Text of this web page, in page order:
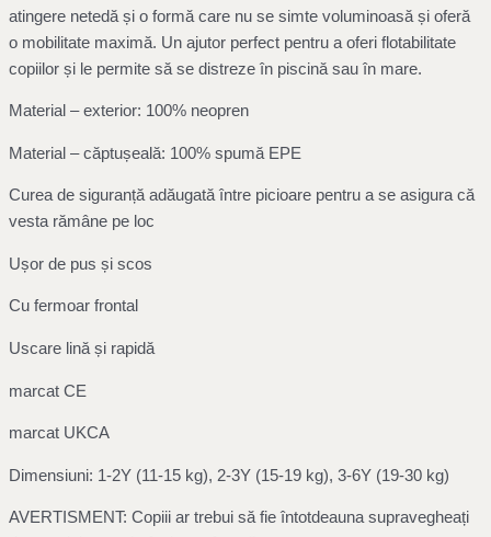
atingere netedă și o formă care nu se simte voluminoasă și oferă
o mobilitate maximă. Un ajutor perfect pentru a oferi flotabilitate
copiilor și le permite să se distreze în piscină sau în mare.
Material – exterior: 100% neopren
Material – căptușeală: 100% spumă EPE
Curea de siguranță adăugată între picioare pentru a se asigura că
vesta rămâne pe loc
Ușor de pus și scos
Cu fermoar frontal
Uscare lină și rapidă
marcat CE
marcat UKCA
Dimensiuni: 1-2Y (11-15 kg), 2-3Y (15-19 kg), 3-6Y (19-30 kg)
AVERTISMENT: Copiii ar trebui să fie întotdeauna supravegheați